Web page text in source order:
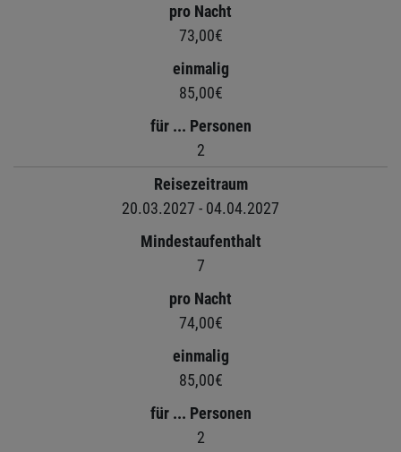
pro Nacht
73,00€
einmalig
85,00€
für ... Personen
2
Reisezeitraum
20.03.2027 - 04.04.2027
Mindestaufenthalt
7
pro Nacht
74,00€
einmalig
85,00€
für ... Personen
2